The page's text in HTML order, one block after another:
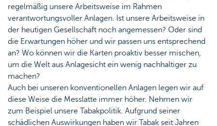
regelmäßig unsere Arbeitsweise im Rahmen
verantwortungsvoller Anlagen. Ist unsere Arbeitsweise in
der heutigen Gesellschaft noch angemessen? Oder sind
die Erwartungen höher und wir passen uns entsprechend
an? Wo können wir die Karten proaktiv besser mischen,
um die Welt aus Anlagesicht ein wenig nachhaltiger zu
machen?
Auch bei unseren konventionellen Anlagen legen wir auf
diese Weise die Messlatte immer höher. Nehmen wir
zum Beispiel unsere Tabakpolitik. Aufgrund seiner
schädlichen Auswirkungen haben wir Tabak seit Jahren